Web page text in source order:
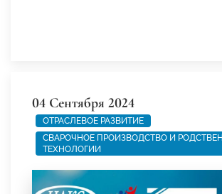
04 Сентября 2024
ОТРАСЛЕВОЕ РАЗВИТИЕ
СВАРОЧНОЕ ПРОИЗВОДСТВО И
ТЕХНОЛОГИИ